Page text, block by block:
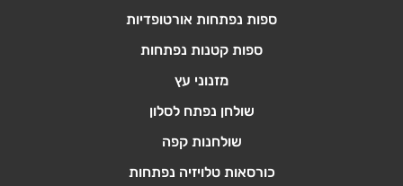
ספות נפתחות אורטופדיות
ספות קטנות נפתחות
מזנוני עץ
שולחן נפתח לסלון
שולחנות קפה
כורסאות טלויזיה נפתחות